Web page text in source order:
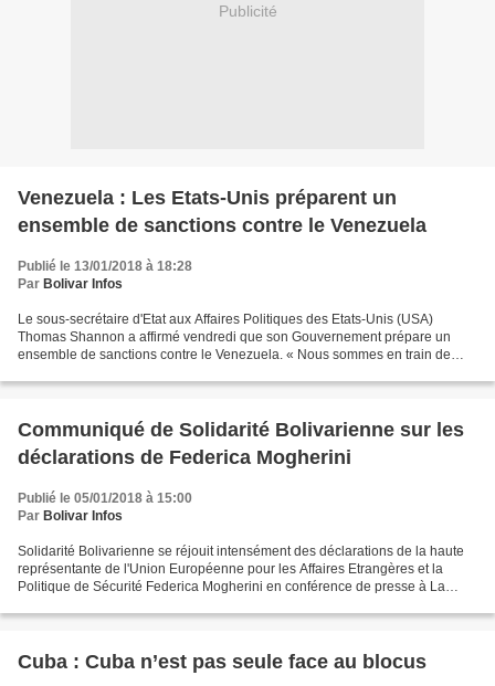
Publicité
Venezuela : Les Etats-Unis préparent un
ensemble de sanctions contre le Venezuela
Publié le 13/01/2018 à 18:28
Par Bolivar Infos
Le sous-secrétaire d'Etat aux Affaires Politiques des Etats-Unis (USA)
Thomas Shannon a affirmé vendredi que son Gouvernement prépare un
ensemble de sanctions contre le Venezuela. « Nous sommes en train de
Communiqué de Solidarité Bolivarienne sur les
déclarations de Federica Mogherini
Publié le 05/01/2018 à 15:00
Par Bolivar Infos
Solidarité Bolivarienne se réjouit intensément des déclarations de la haute
représentante de l'Union Européenne pour les Affaires Etrangères et la
Politique de Sécurité Federica Mogherini en conférence de presse à La
Cuba : Cuba n’est pas seule face au blocus